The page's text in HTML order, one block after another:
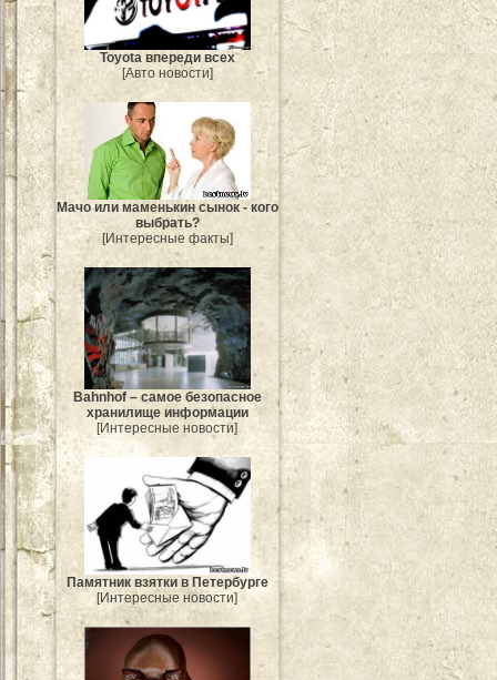
Toyota впереди всех
[Авто новости]
Мачо или маменькин сынок - кого
выбрать?
[Интересные факты]
Bahnhof – самое безопасное
хранилище информации
[Интересные новости]
Памятник взятки в Петербурге
[Интересные новости]